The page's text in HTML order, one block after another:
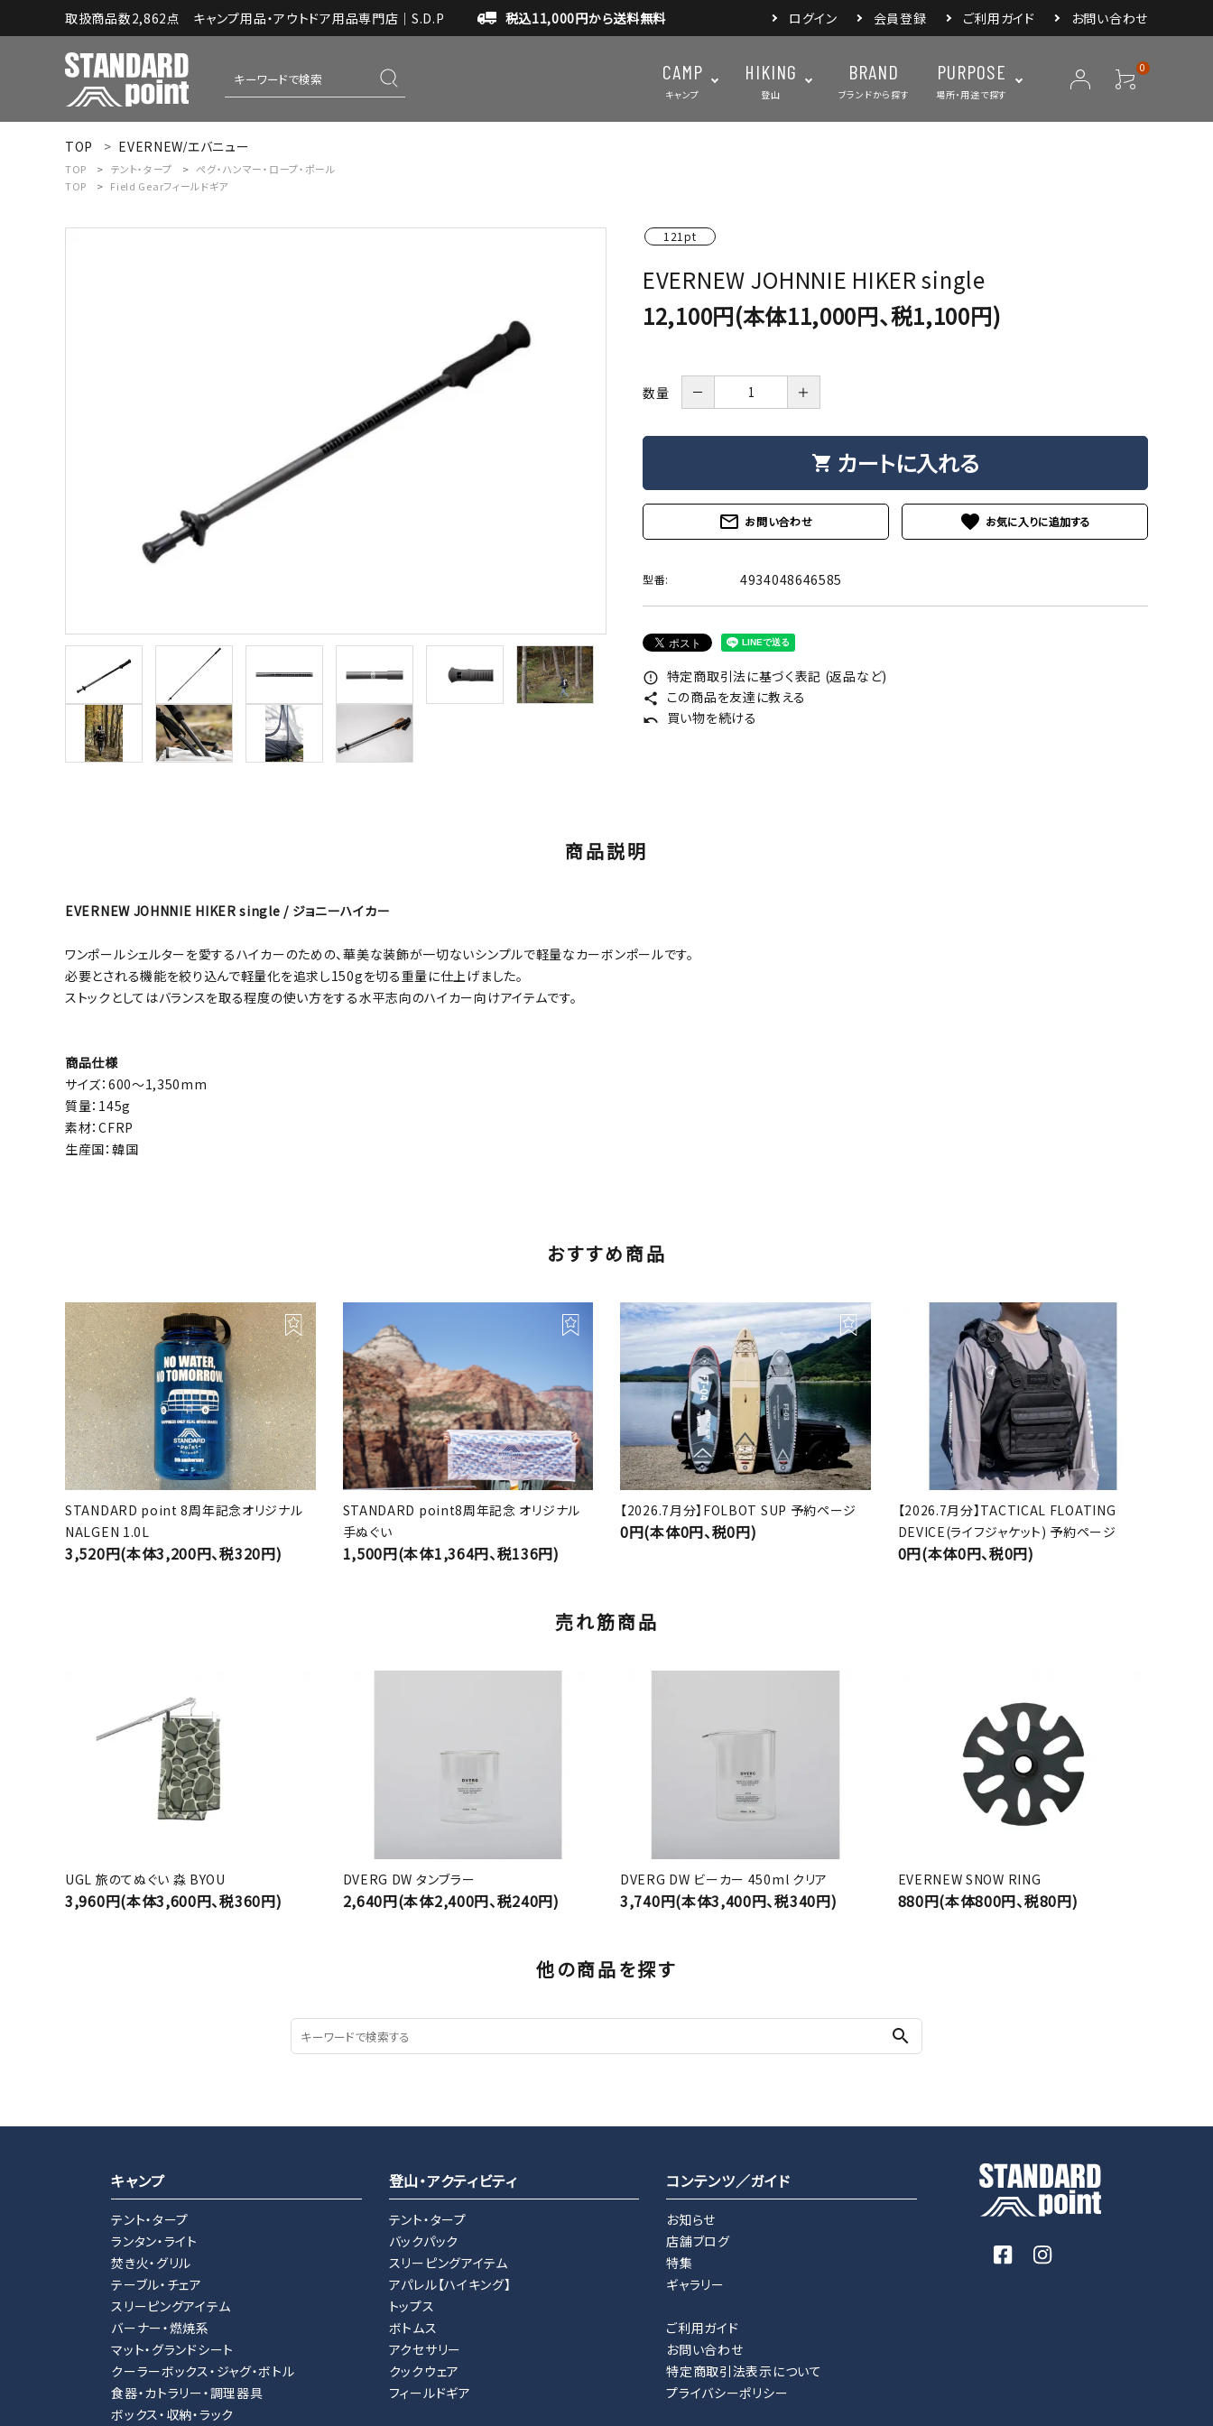
取扱商品数2,862点 キャンプ用品・アウトドア用品専門店｜S.D.P 税込11,000円から送料無料 ログイン 会員登録 ご利用ガイド お問い合わせ
CAMP
キャンプ
マット・グランドシート
アウトドアスパイス
HIKING
登山
BRAND
ブランドから探す
PURPOSE
場所・用途で探す
0
ようこそ ゲスト 様
ログイン person 新規会員登録
TOP EVERNEW/エバニュー
TOP テント・タープ
ペグ・ハンマー・ロープ・ポール
TOP
Field Gearフィールドギア
121pt
EVERNEW JOHNNIE HIKER single
12,100円(本体11,000円、税1,100円)
数量 － ＋
shopping_cart カートに入れる
mail_outline お問い合わせ favorite
型番: 4934048646585
error_outline 特定商取引法に基づく表記 (返品など)
share この商品を友達に教える
undo 買い物を続ける
商品説明
EVERNEW JOHNNIE HIKER single / ジョニーハイカー
ワンポールシェルターを愛するハイカーのための、華美な装飾が一切ないシンプルで軽量なカーボンポールです。
必要とされる機能を絞り込んで軽量化を追求し150gを切る重量に仕上げました。
ストックとしてはバランスを取る程度の使い方をする水平志向のハイカー向けアイテムです。
商品仕様
サイズ：600～1,350mm
質量：145g
素材：CFRP
生産国：韓国
おすすめ商品
STANDARD point 8周年記念オリジナル
NALGEN 1.0L
3,520円(本体3,200円、税320円)
STANDARD point8周年記念 オリジナル
手ぬぐい
1,500円(本体1,364円、税136円)
【2026.7月分】FOLBOT SUP 予約ページ
0円(本体0円、税0円)
【2026.7月分】TACTICAL FLOATING
DEVICE(ライフジャケット) 予約ページ
0円(本体0円、税0円)
売れ筋商品
UGL 旅のてぬぐい 淼 BYOU
3,960円(本体3,600円、税360円)
DVERG DW タンブラー
2,640円(本体2,400円、税240円)
DVERG DW ビーカー 450ml クリア
3,740円(本体3,400円、税340円)
EVERNEW SNOW RING
880円(本体800円、税80円)
他の商品を探す
search
キャンプ
テント・タープ
ランタン・ライト
焚き火・グリル
テーブル・チェア
スリーピングアイテム
バーナー・燃焼系
マット・グランドシート
クーラーボックス・ジャグ・ボトル
食器・カトラリー・調理器具
ボックス・収納・ラック
登山・アクティビティ
テント・タープ
バックパック
スリーピングアイテム
アパレル【ハイキング】
トップス
ボトムス
アクセサリー
クックウェア
フィールドギア
コンテンツ／ガイド
お知らせ
店舗ブログ
特集
ギャラリー
ご利用ガイド
お問い合わせ
特定商取引法表示について
プライバシーポリシー